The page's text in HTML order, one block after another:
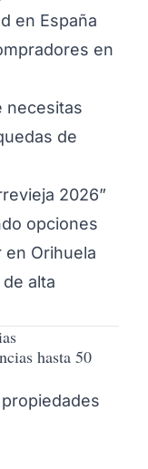
en España
en
necesitas
de
2026”
opciones
en Orihuela
alta
hasta 50